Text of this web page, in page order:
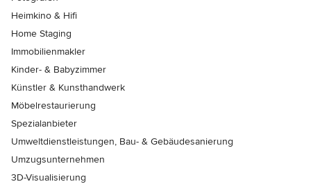
Heimkino & Hifi
Home Staging
Immobilienmakler
Kinder- & Babyzimmer
Künstler & Kunsthandwerk
Möbelrestaurierung
Spezialanbieter
Umweltdienstleistungen, Bau- & Gebäudesanierung
Umzugsunternehmen
3D-Visualisierung